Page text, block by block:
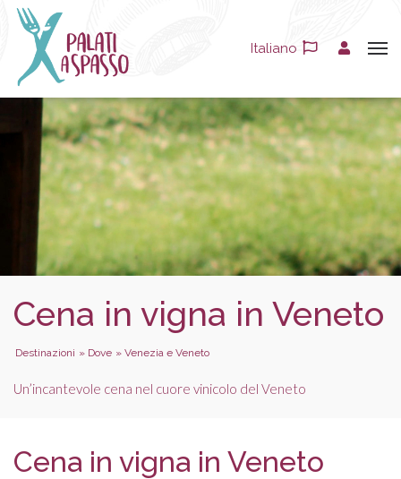
Italiano
Cena in vigna in Veneto
Destinazioni » Dove » Venezia e Veneto
Un’incantevole cena nel cuore vinicolo del Veneto
Cena in vigna in Veneto